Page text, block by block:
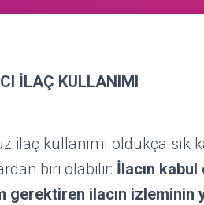
İLAÇ KULLANIMI
ilaç kullanımı oldukça sık
biri olabilir: İlacın
gerektiren ilacın izleminin